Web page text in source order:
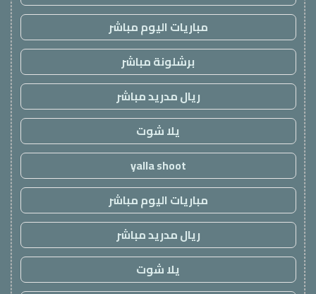
مباريات اليوم مباشر
برشلونة مباشر
ريال مدريد مباشر
يلا شوت
yalla shoot
مباريات اليوم مباشر
ريال مدريد مباشر
يلا شوت